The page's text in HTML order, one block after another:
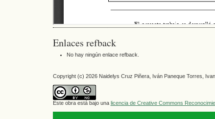
Enlaces refback
No hay ningún enlace refback.
Copyright (c) 2026 Naidelys Cruz Piñera, Iván Paneque Torres,
Este obra está bajo una licencia de Creative Commons